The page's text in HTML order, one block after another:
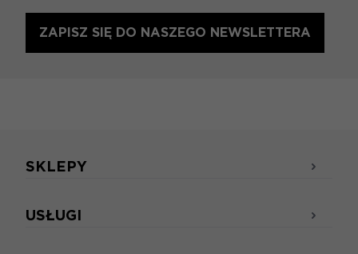
ZAPISZ SIĘ DO NASZEGO NEWSLETTERA
SKLEPY
USŁUGI